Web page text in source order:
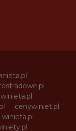
cenywiniet.pl